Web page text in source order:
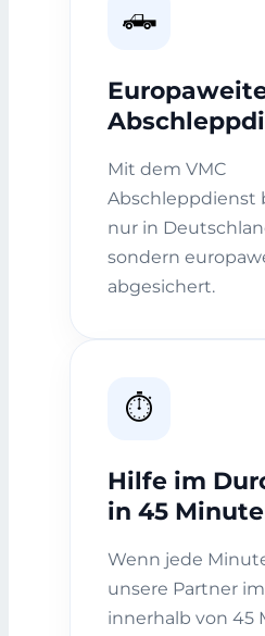
🛻
Mit dem VMC
Abschleppdienst
nur in
sondern
abgesichert.
⏱️
Hilfe im
in 45
Wenn jede
unsere Partner
innerhalb von 45